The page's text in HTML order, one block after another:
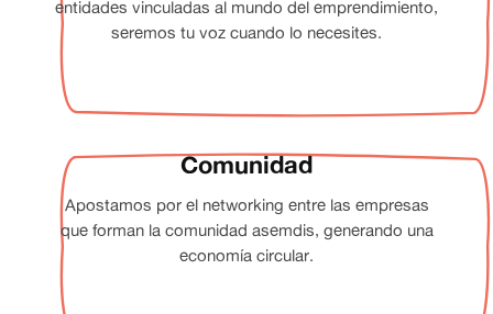
entidades vinculadas al mundo del emprendimiento,
seremos tu voz cuando lo necesites.
Comunidad
Apostamos por el networking entre las empresas
que forman la comunidad asemdis, generando una
economía circular.